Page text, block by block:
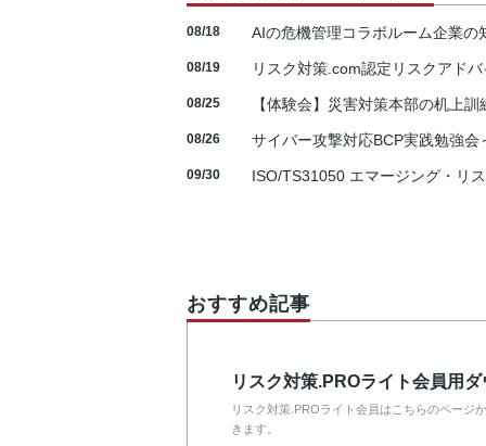
08/18 AIの危機管理コラボルーム企業
08/19 リスク対策.com認定リスクアド
08/25 【体験会】災害対策本部の机上
08/26 サイバー攻撃対応BCP実践勉強
09/30 ISO/TS31050 エマージング・リ
おすすめ記事
リスク対策.PROライト会員用
リスク対策.PROライト会員はこちらのページ
きます。